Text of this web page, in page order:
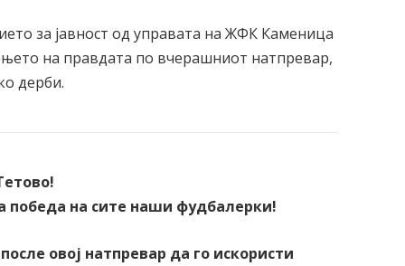
за јавност од управата на ЖФК Каменица
на правдата по вчерашниот натпревар,
дерби.
победа на сите наши фудбалерки!
овој натпревар да го искористи